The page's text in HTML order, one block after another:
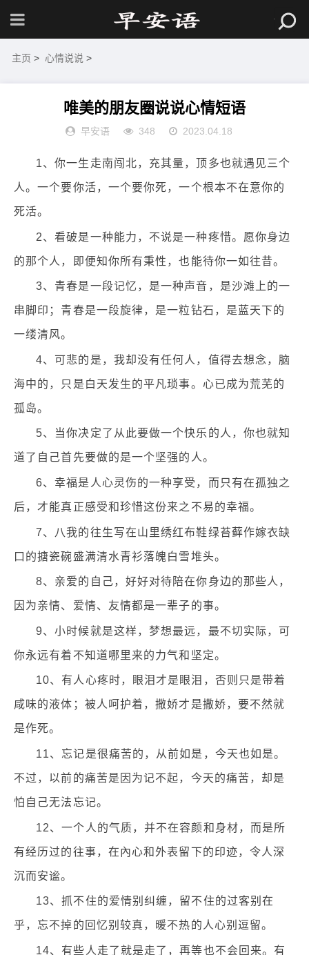
主页 > 心情说说 >
唯美的朋友圈说说心情短语
早安语 348 2023.04.18
1、你一生走南闯北，充其量，顶多也就遇见三个
人。一个要你活，一个要你死，一个根本不在意你的
死活。
2、看破是一种能力，不说是一种疼惜。愿你身边
的那个人，即便知你所有秉性，也能待你一如往昔。
3、青春是一段记忆，是一种声音，是沙滩上的一
串脚印；青春是一段旋律，是一粒钻石，是蓝天下的
一缕清风。
4、可悲的是，我却没有任何人，值得去想念，脑
海中的，只是白天发生的平凡琐事。心已成为荒芜的
孤岛。
5、当你决定了从此要做一个快乐的人，你也就知
道了自己首先要做的是一个坚强的人。
6、幸福是人心灵伤的一种享受，而只有在孤独之
后，才能真正感受和珍惜这份来之不易的幸福。
7、八我的往生写在山里绣红布鞋绿苔藓作嫁衣缺
口的搪瓷碗盛满清水青衫落魄白雪堆头。
8、亲爱的自己，好好对待陪在你身边的那些人，
因为亲情、爱情、友情都是一辈子的事。
9、小时候就是这样，梦想最远，最不切实际，可
你永远有着不知道哪里来的力气和坚定。
10、有人心疼时，眼泪才是眼泪，否则只是带着
咸味的液体；被人呵护着，撒娇才是撒娇，要不然就
是作死。
11、忘记是很痛苦的，从前如是，今天也如是。
不过，以前的痛苦是因为记不起，今天的痛苦，却是
怕自己无法忘记。
12、一个人的气质，并不在容颜和身材，而是所
有经历过的往事，在內心和外表留下的印迹，令人深
沉而安谧。
13、抓不住的爱情别纠缠，留不住的过客别在
乎，忘不掉的回忆别较真，暖不热的人心别逗留。
14、有些人走了就是走了，再等也不会回来。有